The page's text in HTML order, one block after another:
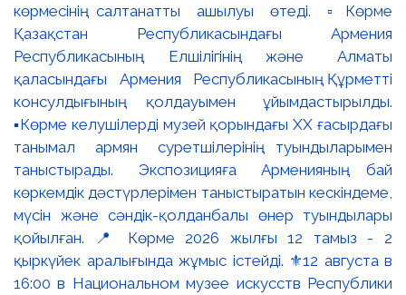
көрмесінің салтанатты ашылуы өтеді. ▫️Көрме
Қазақстан Республикасындағы Армения
Республикасының Елшілігінің және Алматы
қаласындағы Армения Республикасының Құрметті
консулдығының қолдауымен ұйымдастырылды.
▪️Көрме келушілерді музей қорындағы ХХ ғасырдағы
танымал армян суретшілерінің туындыларымен
таныстырады. Экспозицияға Арменияның бай
көркемдік дәстүрлерімен таныстыратын кескіндеме,
мүсін және сәндік-қолданбалы өнер туындылары
қойылған. 📍 Көрме 2026 жылғы 12 тамыз - 2
қыркүйек аралығында жұмыс істейді. ⚜️12 августа в
16:00 в Национальном музее искусств Республики